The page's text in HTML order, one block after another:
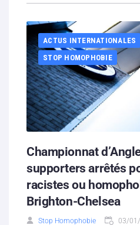
ACTUS INTERNATIONALES
STOP HOMOPHOBIE
Championnat
supporters arrêtés
racistes ou
Brighton-Chelsea
Stop Homophobie 03/